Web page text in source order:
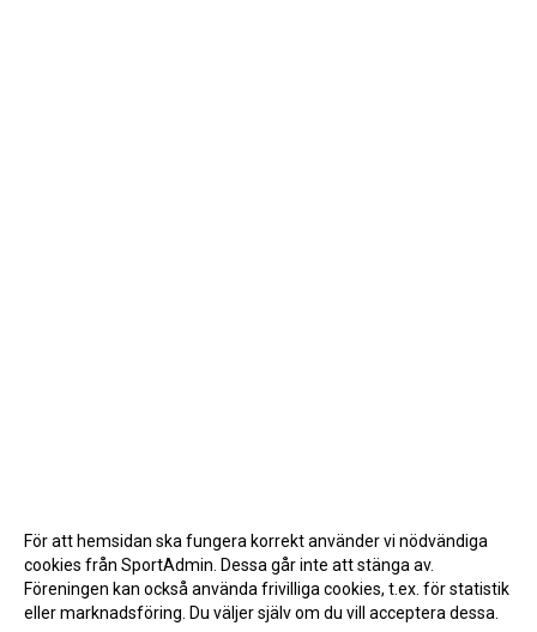
För att hemsidan ska fungera korrekt använder vi nödvändiga
cookies från SportAdmin. Dessa går inte att stänga av.
Föreningen kan också använda frivilliga cookies, t.ex. för statistik
eller marknadsföring. Du väljer själv om du vill acceptera dessa.